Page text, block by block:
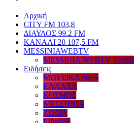
Αρχική
CITY FM 103,8
ΔΙΑΥΛΟΣ 99.2 FM
ΚΑΝΑΛΙ 20 107,5 FM
MESSINIAWEBTV
MESSINIA WEBTV TUBE
Eιδήσεις
ΜΟΥΣΙΚΑ ΝΕΑ
ΕΛΛΑΔΑ
ΚΟΣΜΟΣ
ΜΕΣΣΗΝΙΑ
ΖΩΔΙΑ